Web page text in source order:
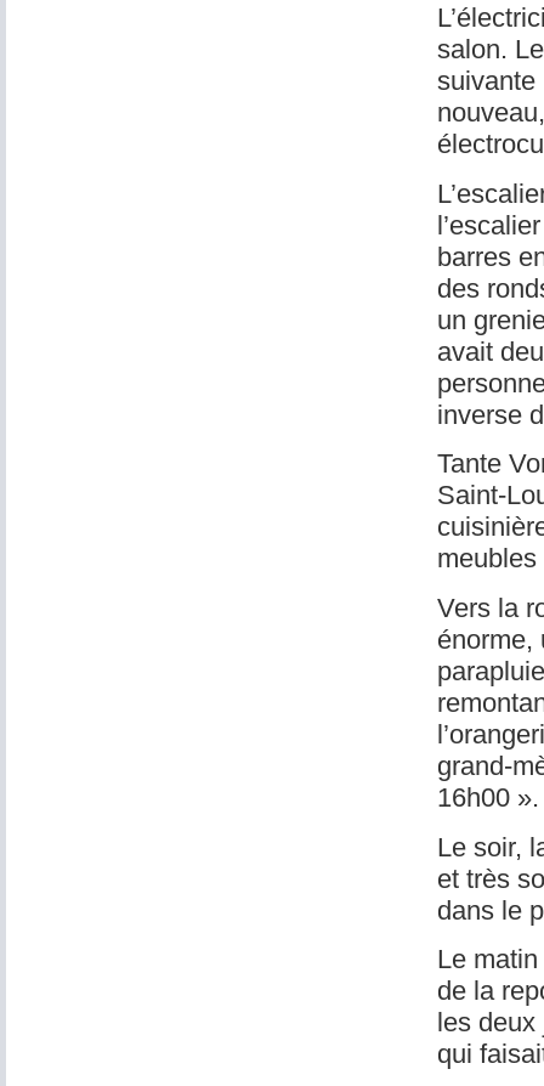
salon.
suivante
barres
des
un
avait
inverse
Tante
Saint-
meubles
Vers la
énorme,
grand-
16h00 ».
Le soir,
et très
dans le
Le
de la
les deux
qui